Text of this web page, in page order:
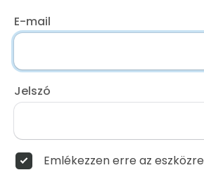
E-mail
Jelszó
Emlékezzen erre az eszközre